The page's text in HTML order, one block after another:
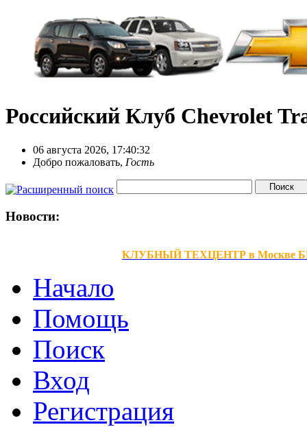
Российский Клуб Chevrolet
06 августа 2026, 17:40:32
Добро пожаловать, Гость
Новости:
КЛУБНЫЙ ТЕХЦЕНТР в Москве
Начало
Помощь
Поиск
Вход
Регистрация